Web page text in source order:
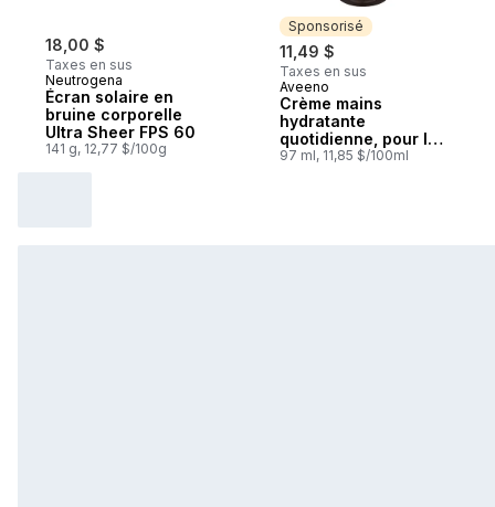
18,00 $
Taxes en sus
Neutrogena
Écran solaire en
bruine corporelle
Ultra Sheer FPS 60
141 g, 12,77 $/100g
Sponsorisé
11,49 $
Taxes en sus
Sponsorisé
Aveeno
Crème mains
hydratante
quotidienne, pour la
peau sèche des
97 ml, 11,85 $/100ml